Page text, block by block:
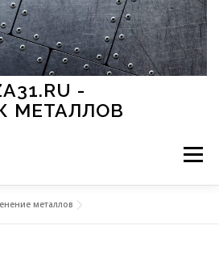
-
МЕТАЛЛОВ
Меню
металлов